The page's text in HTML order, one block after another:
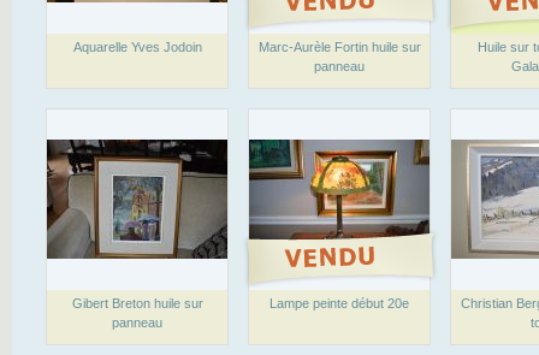
Aquarelle Yves Jodoin
Marc-Aurèle Fortin huile sur
panneau
Huile sur
Gibert Breton huile sur
panneau
Lampe peinte début 20e
Christian